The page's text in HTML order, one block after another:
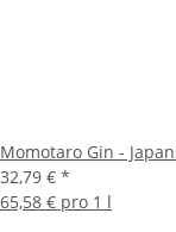
Momotaro Gin -
32,79 € *
65,58 € pro 1 l